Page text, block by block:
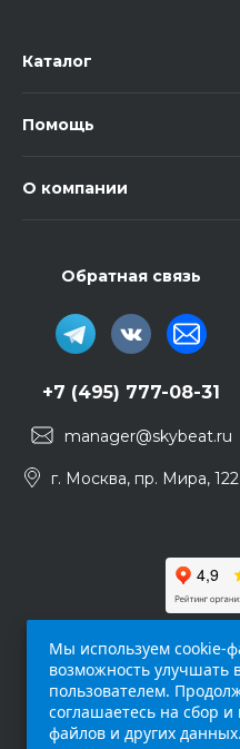
Каталог
Помощь
О компании
Обратная связь
+7 (495) 777-08-31
manager@skybeat.ru
г. Москва, пр. Мира, 122
Мы используем cookie-
возможность улучшать
пользователем.
соглашаетесь на сбор
файлов и других данных.